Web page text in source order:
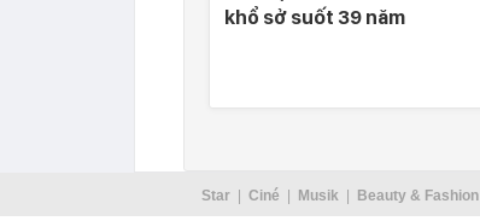
khổ sở suốt 39 năm
Star Ciné Musik Beauty & Fashion